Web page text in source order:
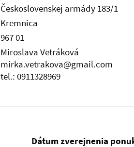
Československej armády 183/1
Kremnica
967 01
Miroslava Vetráková
mirka.vetrakova@gmail.com
tel.: 0911328969
Dátum zverejnenia